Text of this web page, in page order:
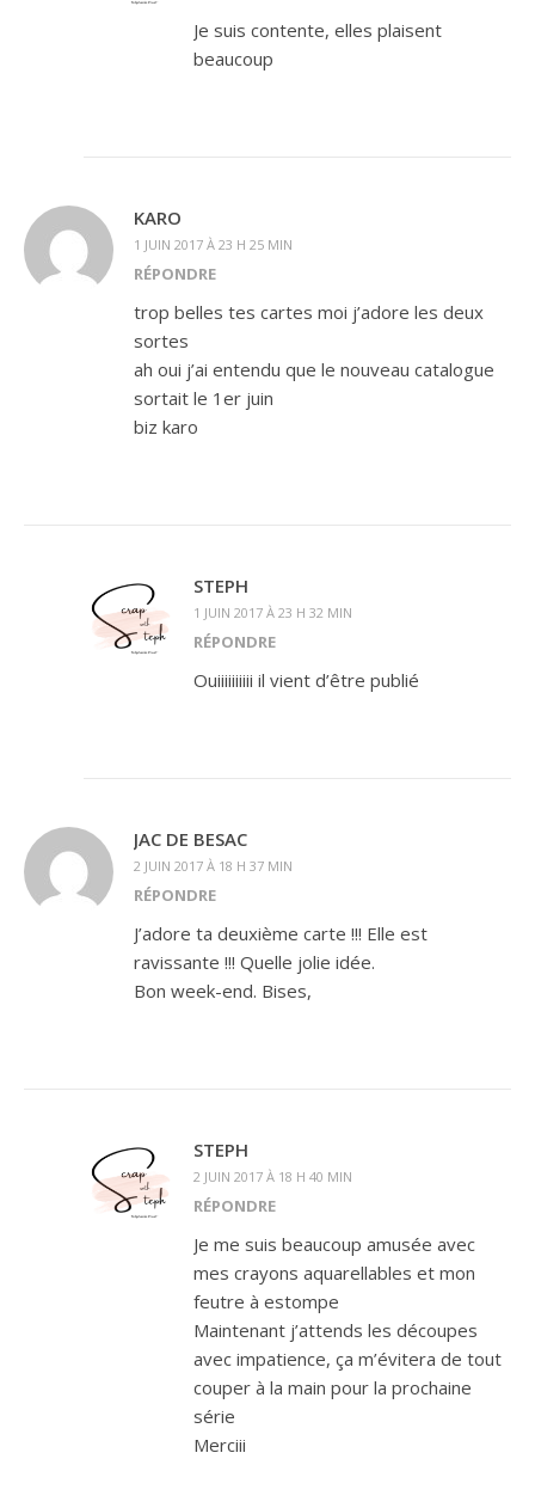
Je suis contente, elles plaisent
beaucoup
KARO
1 JUIN 2017 À 23 H 25 MIN
RÉPONDRE
trop belles tes cartes moi j’adore les deux
sortes
ah oui j’ai entendu que le nouveau catalogue
sortait le 1er juin
biz karo
STEPH
1 JUIN 2017 À 23 H 32 MIN
RÉPONDRE
Ouiiiiiiiiii il vient d’être publié
JAC DE BESAC
2 JUIN 2017 À 18 H 37 MIN
RÉPONDRE
J’adore ta deuxième carte !!! Elle est
ravissante !!! Quelle jolie idée.
Bon week-end. Bises,
STEPH
2 JUIN 2017 À 18 H 40 MIN
RÉPONDRE
Je me suis beaucoup amusée avec
mes crayons aquarellables et mon
feutre à estompe
Maintenant j’attends les découpes
avec impatience, ça m’évitera de tout
couper à la main pour la prochaine
série
Merciii